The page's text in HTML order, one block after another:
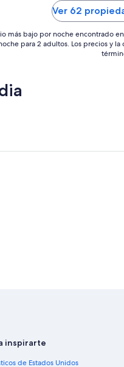
Ver 62
más bajo por noche encontrado
para 2 adultos. Los precios y
inspirarte
de Estados Unidos